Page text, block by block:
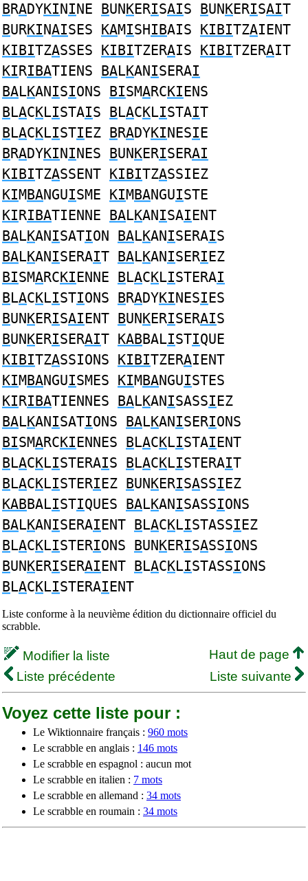
BRADYKININE BUNKERISAIS BUNKERISAIT
BURKINAISES KAMISHIBAIS KIBITZAIENT
KIBITZASSES KIBITZERAIS KIBITZERAIT
KIRIBATIENS BALKANISERAI
BALKANISIONS BISMARCKIENS
BLACKLISTAIS BLACKLISTAIT
BLACKLISTIEZ BRADYKINESIE
BRADYKININES BUNKERISERAI
KIBITZASSENT KIBITZASSIEZ
KIMBANGUISME KIMBANGUISTE
KIRIBATIENNE BALKANISAIENT
BALKANISATION BALKANISERAIS
BALKANISERAIT BALKANISERIEZ
BISMARCKIENNE BLACKLISTERAI
BLACKLISTIONS BRADYKINESIES
BUNKERISAIENT BUNKERISERAIS
BUNKERISERAIT KABBALISTIQUE
KIBITZASSIONS KIBITZERAIENT
KIMBANGUISMES KIMBANGUISTES
KIRIBATIENNES BALKANISASSIEZ
BALKANISATIONS BALKANISERIONS
BISMARCKIENNES BLACKLISTAIENT
BLACKLISTERAIS BLACKLISTERAIT
BLACKLISTERIEZ BUNKERISASSIEZ
KABBALISTIQUES BALKANISASSIONS
BALKANISERAIENT BLACKLISTASSIEZ
BLACKLISTERIONS BUNKERISASSIONS
BUNKERISERAIENT BLACKLISTASSIONS
BLACKLISTERAIENT
Liste conforme à la neuvième édition du dictionnaire officiel du
scrabble.
Modifier la liste
Haut de page
Liste précédente
Liste suivante
Voyez cette liste pour :
Le Wiktionnaire français : 960 mots
Le scrabble en anglais : 146 mots
Le scrabble en espagnol : aucun mot
Le scrabble en italien : 7 mots
Le scrabble en allemand : 34 mots
Le scrabble en roumain : 34 mots